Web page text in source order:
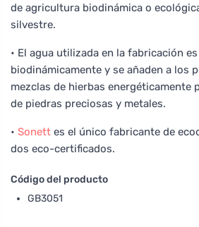
de agricultura biodinámica o
silvestre.
• El agua utilizada en la fabricación
biodinámicamente y se añaden a los
mezclas de hierbas energéticamente
de piedras preciosas y metales.
• Sonett es el único fabricante de
dos eco-certificados.
Código del producto
GB3051